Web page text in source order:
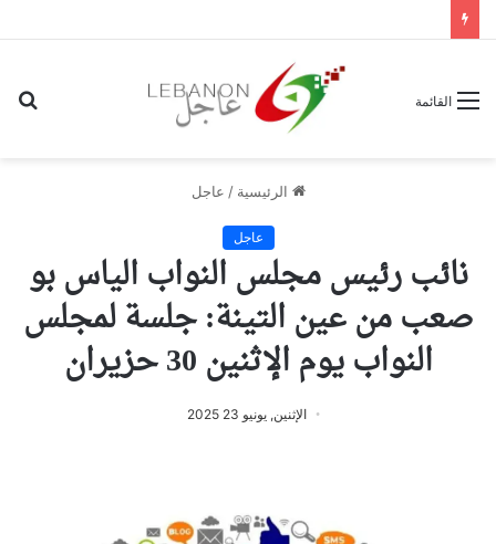
القائمة
الرئيسية / عاجل
عاجل
نائب رئيس مجلس النواب الياس بو
صعب من عين التينة: جلسة لمجلس
النواب يوم الإثنين 30 حزيران
الإثنين, يونيو 23 2025